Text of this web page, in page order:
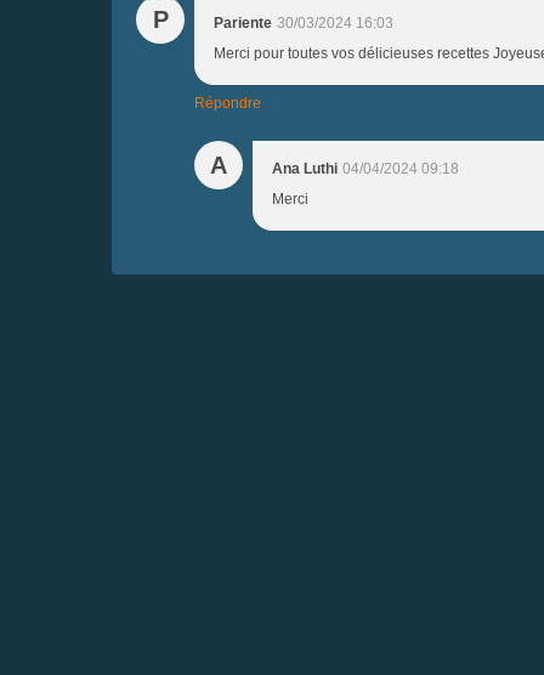
P Pariente 30/03/2024 16:03
Merci pour toutes vos délicieuses recettes
Répondre
A Ana Luthi 04/04/2024 09:18
Merci